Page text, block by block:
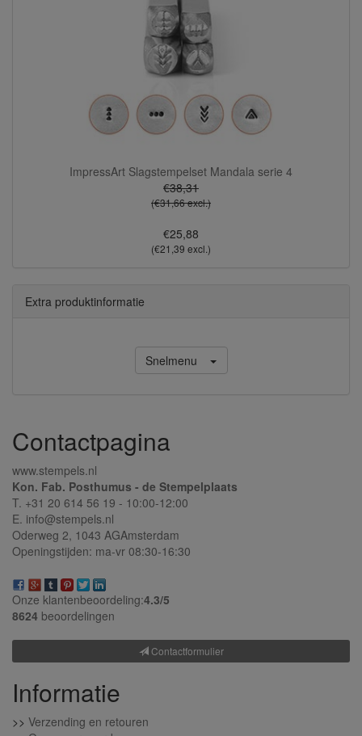
ImpressArt Slagstempelset Mandala serie 4
€38,31
(€31,66 excl.)
€25,88
(€21,39 excl.)
Extra produktinformatie
Snelmenu
Contactpagina
www.stempels.nl
Kon. Fab. Posthumus - de Stempelplaats
T. +31 20 614 56 19 - 10:00-12:00
E. info@stempels.nl
Oderweg 2, 1043 AGAmsterdam
Openingstijden: ma-vr 08:30-16:30
Onze klantenbeoordeling:4.3/5
8624 beoordelingen
Contactformulier
Informatie
>> Verzending en retouren